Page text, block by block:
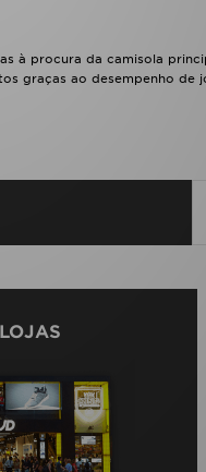
à procura da camisola
graças ao desempenho